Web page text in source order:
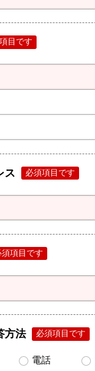
目です
ス 必須項目です
須項目です
方法 必須項目です
電話